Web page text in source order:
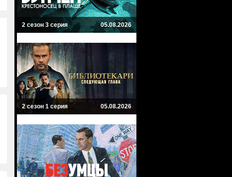
2 сезон 3 серия 05.08.2026
2 сезон 1 серия 05.08.2026